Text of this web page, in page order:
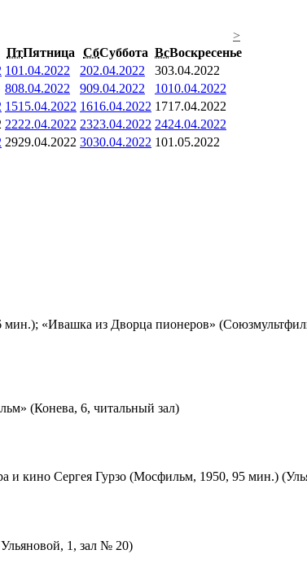
>
ПтПятница СбСуббота ВсВоскресенье
101.04.2022 202.04.2022 303.04.2022
808.04.2022 909.04.2022 1010.04.2022
1515.04.2022 1616.04.2022 1717.04.2022
2222.04.2022 2323.04.2022 2424.04.2022
2929.04.2022 3030.04.2022 101.05.2022
«Ивашка из Дворца пионеров»
(Конева, 6, читальный зал)
и кино Сергея Гурзо (Мосфильм, 1950, 95 мин.)
1, зал № 20)